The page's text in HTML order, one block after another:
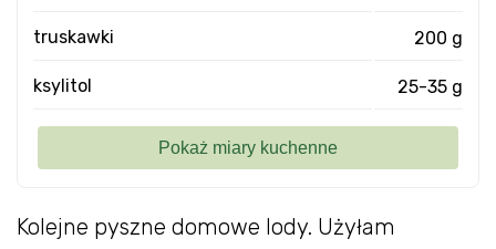
Kolejne pyszne domowe lody. Użyłam
truskawki 200 g
ksylitol 25-35 g